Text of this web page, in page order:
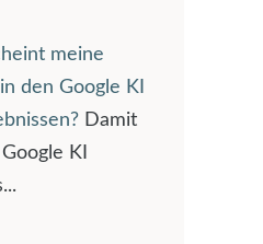
meine
den Google KI
Damit
KI